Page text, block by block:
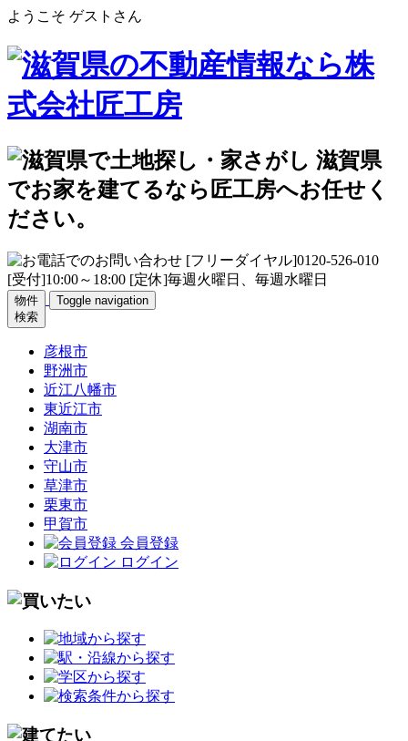
ようこそ ゲストさん
物件
検索
Toggle navigation
彦根市
野洲市
近江八幡市
東近江市
湖南市
大津市
守山市
草津市
栗東市
甲賀市
会員登録
ログイン